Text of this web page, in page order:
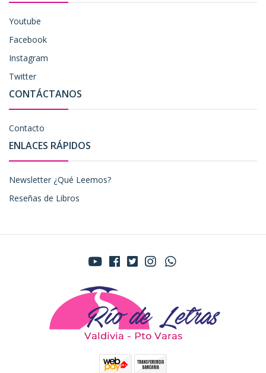
Youtube
Facebook
Instagram
Twitter
CONTÁCTANOS
Contacto
ENLACES RÁPIDOS
Newsletter ¿Qué Leemos?
Reseñas de Libros